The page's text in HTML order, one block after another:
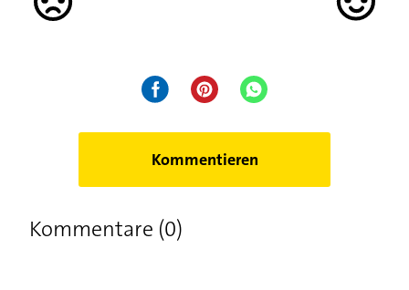
Kommentieren
Kommentare (0)